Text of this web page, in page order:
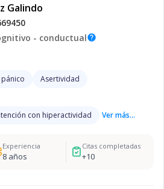
Galindo
- conductualhelp
Asertividad
con hiperactividad
Ver más...
Experiencia
8años
Citas completadas
+10